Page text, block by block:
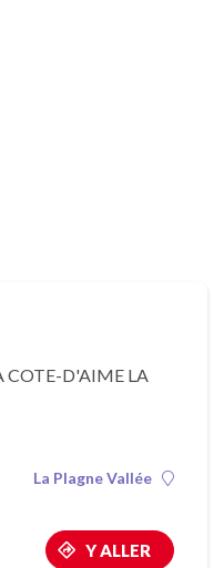
COTE-D'AIME LA
La Plagne Vallée
Y ALLER